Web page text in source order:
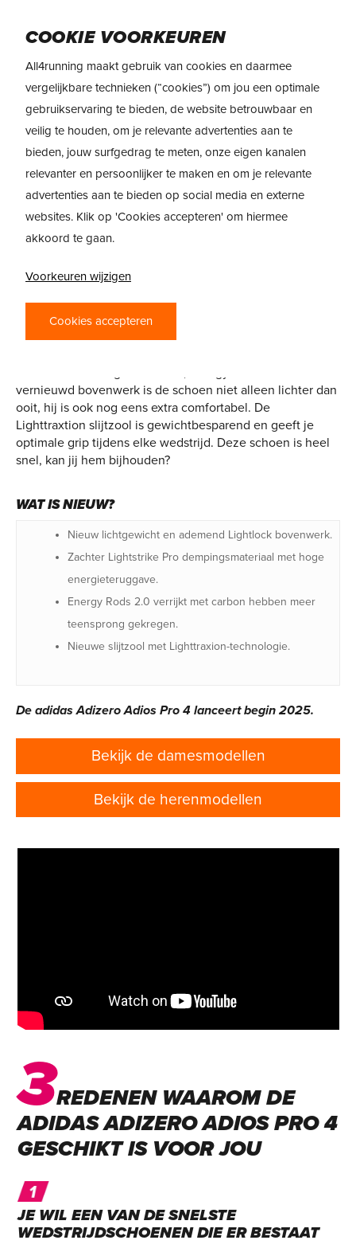
main
content
PRODUCTREVIEW
ADIDAS ADIZERO ADIOS
RECORDS
De adidas Adizero Adios Pro 4 is dé ultieme
wedstrijdschoen als je persoonlijke records wilt
vernieuwd bovenwerk is de schoen niet alleen lichter dan
ooit, hij is ook nog eens extra comfortabel. De
Lighttraxtion slijtzool is gewichtbesparend en geeft je
optimale grip tijdens elke wedstrijd. Deze schoen is heel
snel, kan jij hem bijhouden?
WAT IS NIEUW?
Nieuw lichtgewicht en ademend Lightlock bovenwerk.
Zachter Lightstrike Pro dempingsmateriaal met hoge
energieteruggave.
Energy Rods 2.0 verrijkt met carbon hebben meer
teensprong gekregen.
Nieuwe slijtzool met Lighttraxion-technologie.
De adidas Adizero Adios Pro 4 lanceert begin 2025.
Bekijk de damesmodellen
Bekijk de herenmodellen
3REDENEN WAAROM DE
ADIDAS ADIZERO ADIOS PRO 4
GESCHIKT IS VOOR JOU
JE WIL EEN VAN DE SNELSTE
WEDSTRIJDSCHOENEN DIE ER BESTAAT
COOKIE VOORKEUREN
All4running maakt gebruik van cookies en daarmee
vergelijkbare technieken (“cookies”) om jou een optimale
gebruikservaring te bieden, de website betrouwbaar en
veilig te houden, om je relevante advertenties aan te
bieden, jouw surfgedrag te meten, onze eigen kanalen
relevanter en persoonlijker te maken en om je relevante
advertenties aan te bieden op social media en externe
websites. Klik op 'Cookies accepteren' om hiermee
akkoord te gaan.
Voorkeuren wijzigen
Cookies accepteren